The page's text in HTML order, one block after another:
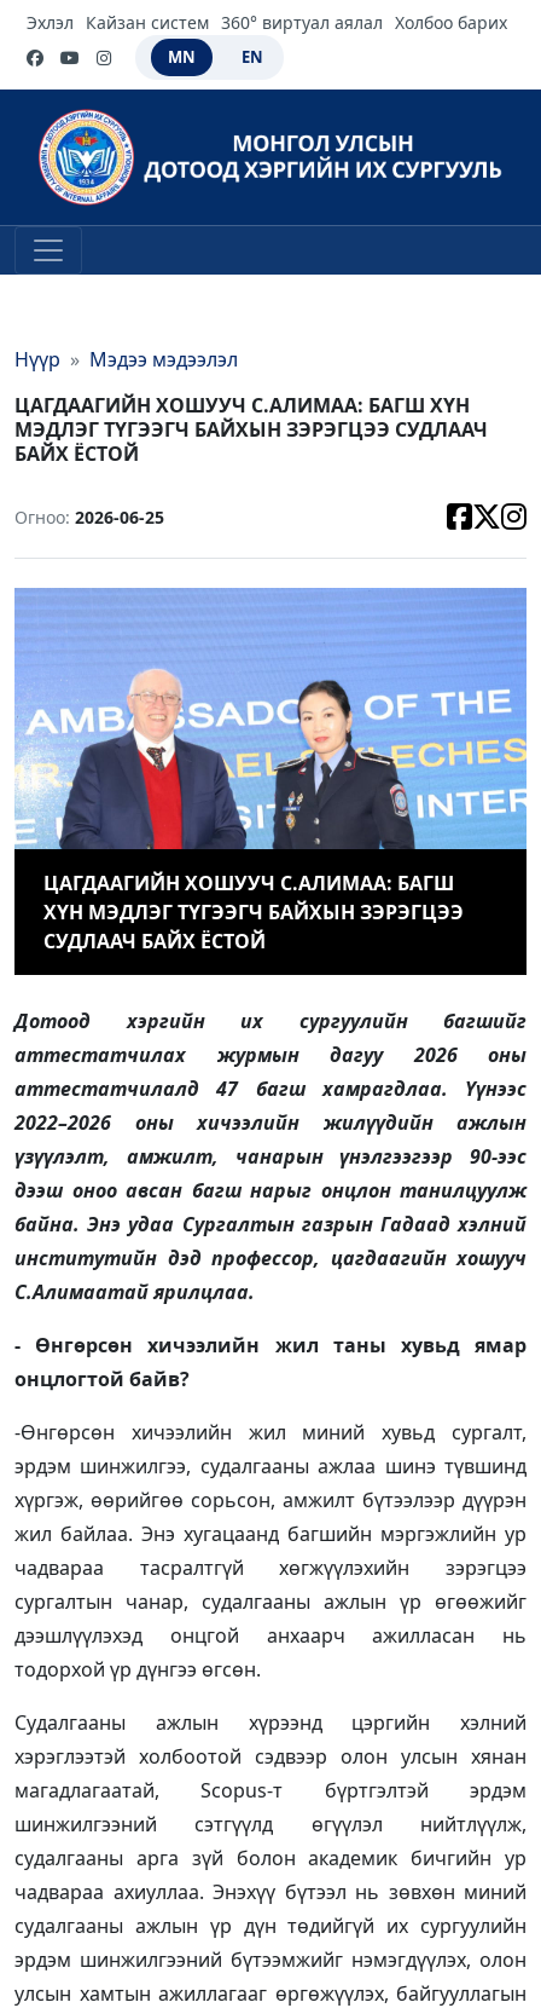
Эхлэл Кайзан систем 360° виртуал аялал Холбоо барих
MN EN
Нүүр
Мэдээ мэдээлэл
ЦАГДААГИЙН ХОШУУЧ С.АЛИМАА: БАГШ ХҮН
МЭДЛЭГ ТҮГЭЭГЧ БАЙХЫН ЗЭРЭГЦЭЭ СУДЛААЧ
БАЙХ ЁСТОЙ
Огноо: 2026-06-25
ЦАГДААГИЙН ХОШУУЧ С.АЛИМАА: БАГШ
ХҮН МЭДЛЭГ ТҮГЭЭГЧ БАЙХЫН ЗЭРЭГЦЭЭ
СУДЛААЧ БАЙХ ЁСТОЙ
Дотоод хэргийн их сургуулийн багшийг
аттестатчилах журмын дагуу 2026 оны
аттестатчилалд 47 багш хамрагдлаа. Үүнээс
2022–2026 оны хичээлийн жилүүдийн ажлын
үзүүлэлт, амжилт, чанарын үнэлгээгээр 90-ээс
дээш оноо авсан багш нарыг онцлон танилцуулж
байна. Энэ удаа Сургалтын газрын Гадаад хэлний
институтийн дэд профессор, цагдаагийн хошууч
С.Алимаатай ярилцлаа.
- Өнгөрсөн хичээлийн жил таны хувьд ямар
онцлогтой байв?
-Өнгөрсөн хичээлийн жил миний хувьд сургалт,
эрдэм шинжилгээ, судалгааны ажлаа шинэ түвшинд
хүргэж, өөрийгөө сорьсон, амжилт бүтээлээр дүүрэн
жил байлаа. Энэ хугацаанд багшийн мэргэжлийн ур
чадвараа тасралтгүй хөгжүүлэхийн зэрэгцээ
сургалтын чанар, судалгааны ажлын үр өгөөжийг
дээшлүүлэхэд онцгой анхаарч ажилласан нь
тодорхой үр дүнгээ өгсөн.
Судалгааны ажлын хүрээнд цэргийн хэлний
хэрэглээтэй холбоотой сэдвээр олон улсын хянан
магадлагаатай, Scopus-т бүртгэлтэй эрдэм
шинжилгээний сэтгүүлд өгүүлэл нийтлүүлж,
судалгааны арга зүй болон академик бичгийн ур
чадвараа ахиуллаа. Энэхүү бүтээл нь зөвхөн миний
судалгааны ажлын үр дүн төдийгүй их сургуулийн
эрдэм шинжилгээний бүтээмжийг нэмэгдүүлэх, олон
улсын хамтын ажиллагааг өргөжүүлэх, байгууллагын